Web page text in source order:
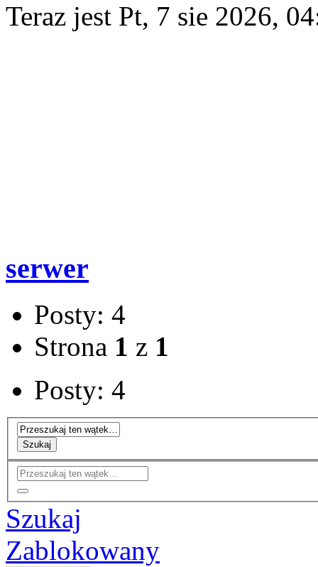
Teraz jest Pt, 7 sie 2026,
serwer
Posty: 4
Strona 1 z 1
Posty: 4
Szukaj
Szukaj
Zablokowany